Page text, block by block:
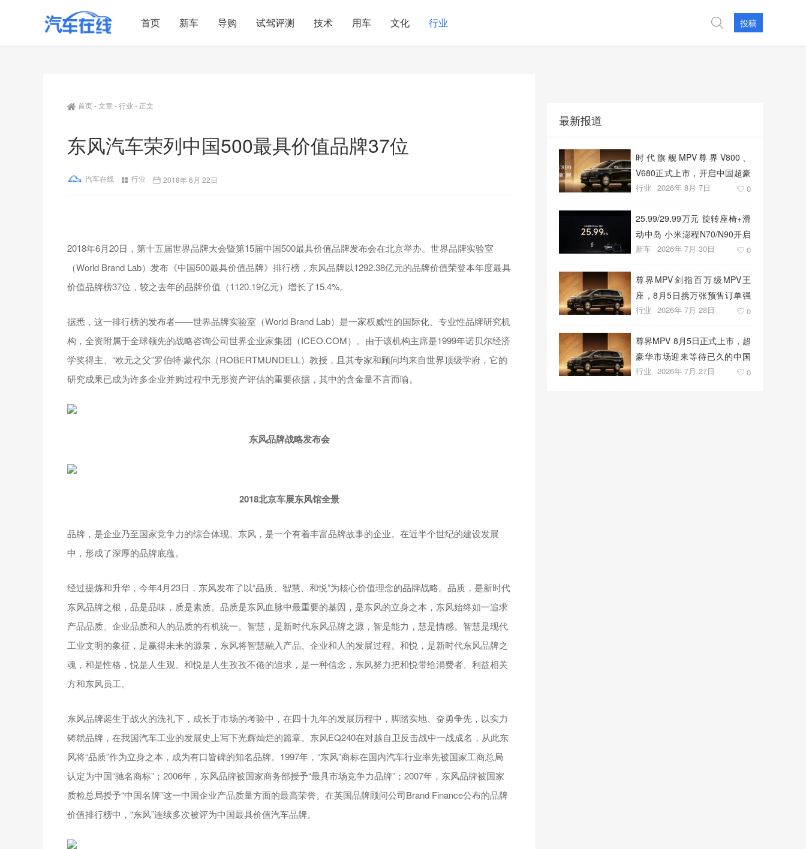
首页 新车 导购 试驾评测 技术 用车 文化 行业 投稿
首页-文章-行业 - 正文
东风汽车荣列中国500最具价值品牌37位
汽车在线 行业 2018年 6月 22日
2018年6月20日，第十五届世界品牌大会暨第15届中国500最具价值品牌发布会在北京举办。世界品牌实验室
（World Brand Lab）发布《中国500最具价值品牌》排行榜，东风品牌以1292.38亿元的品牌价值荣登本年度最具
价值品牌榜37位，较之去年的品牌价值（1120.19亿元）增长了15.4%。
据悉，这一排行榜的发布者——世界品牌实验室（World Brand Lab）是一家权威性的国际化、专业性品牌研究机
构，全资附属于全球领先的战略咨询公司世界企业家集团（ICEO.COM）。由于该机构主席是1999年诺贝尔经济
学奖得主、“欧元之父”罗伯特·蒙代尔（ROBERTMUNDELL）教授，且其专家和顾问均来自世界顶级学府，它的
研究成果已成为许多企业并购过程中无形资产评估的重要依据，其中的含金量不言而喻。
东风品牌战略发布会
2018北京车展东风馆全景
品牌，是企业乃至国家竞争力的综合体现。东风，是一个有着丰富品牌故事的企业。在近半个世纪的建设发展
中，形成了深厚的品牌底蕴。
经过提炼和升华，今年4月23日，东风发布了以“品质、智慧、和悦”为核心价值理念的品牌战略。品质，是新时代
东风品牌之根，品是品味，质是素质。品质是东风血脉中最重要的基因，是东风的立身之本，东风始终如一追求
产品品质、企业品质和人的品质的有机统一。智慧，是新时代东风品牌之源，智是能力，慧是情感。智慧是现代
工业文明的象征，是赢得未来的源泉，东风将智慧融入产品、企业和人的发展过程。和悦，是新时代东风品牌之
魂，和是性格，悦是人生观。和悦是人生孜孜不倦的追求，是一种信念，东风努力把和悦带给消费者、利益相关
方和东风员工。
东风品牌诞生于战火的洗礼下，成长于市场的考验中，在四十九年的发展历程中，脚踏实地、奋勇争先，以实力
铸就品牌，在我国汽车工业的发展史上写下光辉灿烂的篇章。东风EQ240在对越自卫反击战中一战成名，从此东
风将“品质”作为立身之本，成为有口皆碑的知名品牌。1997年，“东风”商标在国内汽车行业率先被国家工商总局
认定为中国“驰名商标”；2006年，东风品牌被国家商务部授予“最具市场竞争力品牌”；2007年，东风品牌被国家
质检总局授予“中国名牌”这一中国企业产品质量方面的最高荣誉。在英国品牌顾问公司Brand Finance公布的品牌
价值排行榜中，“东风”连续多次被评为中国最具价值汽车品牌。
最新报道
时代旗舰MPV尊界V800、
V680正式上市，开启中国超豪
华MPV发展新篇章
行业 2026年 8月 7日 0
25.99/29.99万元 旋转座椅+滑
动中岛 小米澎程N70/N90开启
预售
新车 2026年 7月 30日 0
尊界MPV剑指百万级MPV王
座，8月5日携万张预售订单强
势上市
行业 2026年 7月 28日 0
尊界MPV 8月5日正式上市，超
豪华市场迎来等待已久的中国
答案
行业 2026年 7月 27日 0